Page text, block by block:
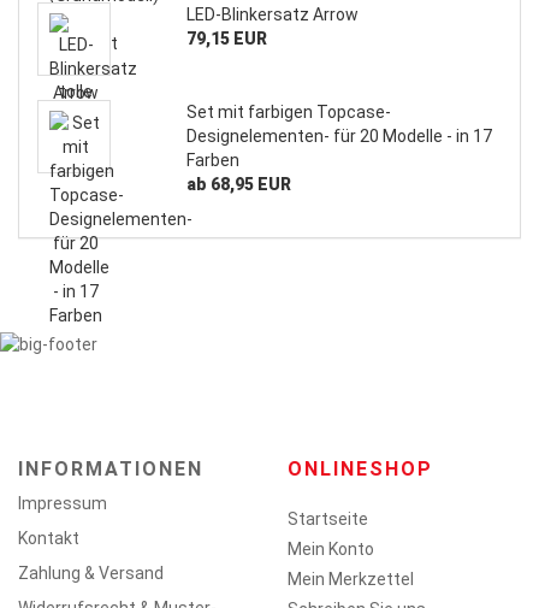
LED-Blinkersatz Arrow
79,15 EUR
Set mit farbigen Topcase-
Designelementen- für 20 Modelle - in 17
Farben
ab 68,95 EUR
INFORMATIONEN
Impressum
Kontakt
Zahlung & Versand
ONLINESHOP
Startseite
Mein Konto
Mein Merkzettel